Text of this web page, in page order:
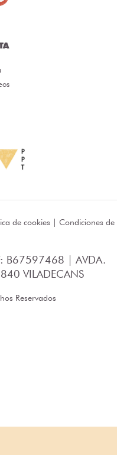
de cookies | Condiciones de
B67597468 | AVDA.
VILADECANS
Reservados